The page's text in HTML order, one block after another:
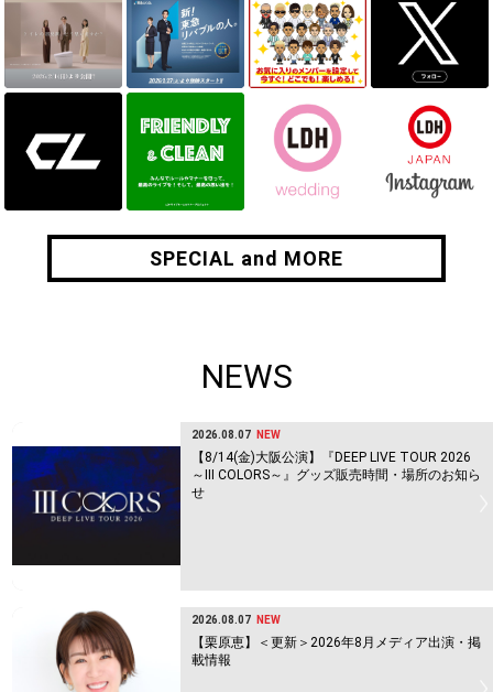
SPECIAL and MORE
SPECIAL and MORE
NEWS
2026.08.07 NEW
【8/14(金)大阪公演】『DEEP LIVE TOUR 2026
～Ⅲ COLORS～』グッズ販売時間・場所のお知ら
せ
2026.08.07 NEW
【栗原恵】＜更新＞2026年8月メディア出演・掲
載情報